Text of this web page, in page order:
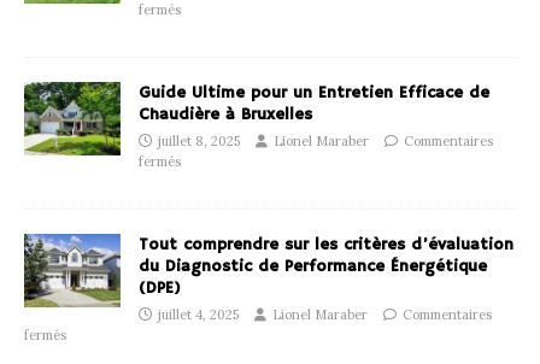
fermés
Guide Ultime pour un Entretien Efficace de
Chaudière à Bruxelles
juillet 8, 2025 Lionel Maraber
Commentaires
fermés
Tout comprendre sur les critères d’évaluation
du Diagnostic de Performance Énergétique
(DPE)
juillet 4, 2025 Lionel Maraber
Commentaires
fermés